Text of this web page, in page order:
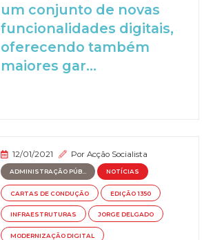
um conjunto de novas
funcionalidades digitais,
oferecendo também
maiores gar...
12/01/2021 PorAcção Socialista
ADMINISTRAÇÃO PÚB... NOTÍCIAS
CARTAS DE CONDUÇÃO EDIÇÃO 1350
INFRAESTRUTURAS JORGE DELGADO
MODERNIZAÇÃO DIGITAL